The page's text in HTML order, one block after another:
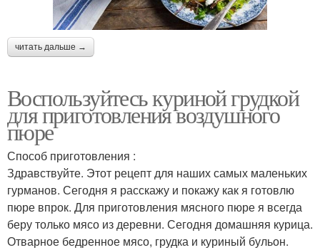
читать дальше →
Воспользуйтесь куриной грудкой
для приготовления воздушного
пюре
Способ приготовления :
Здравствуйте. Этот рецепт для наших самых маленьких
гурманов. Сегодня я расскажу и покажу как я готовлю
пюре впрок. Для приготовления мясного пюре я всегда
беру только мясо из деревни. Сегодня домашняя курица.
Отварное бедренное мясо, грудка и куриный бульон.